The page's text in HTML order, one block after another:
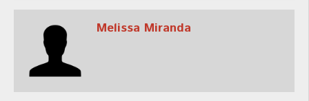
Melissa Miranda